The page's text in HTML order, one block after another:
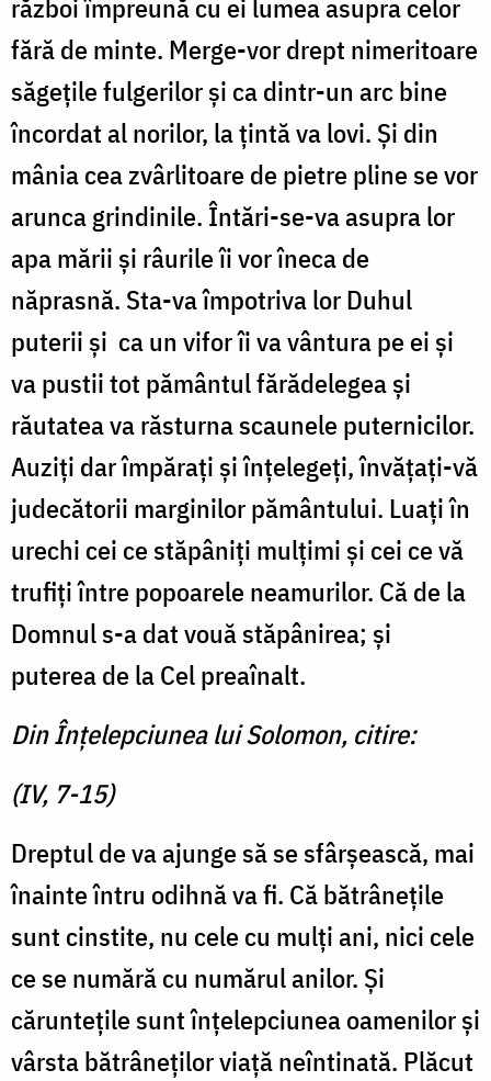
război împreună cu ei lumea asupra celor
fără de minte. Merge-vor drept nimeritoare
săgeţile fulgerilor şi ca dintr-un arc bine
încordat al norilor, la ţintă va lovi. Şi din
mânia cea zvârlitoare de pietre pline se vor
arunca grindinile. Întări-se-va asupra lor
apa mării şi râurile îi vor îneca de
năprasnă. Sta-va împotriva lor Duhul
puterii şi ca un vifor îi va vântura pe ei şi
va pustii tot pământul fărădelegea şi
răutatea va răsturna scaunele puternicilor.
Auziţi dar împăraţi şi înţelegeţi, învăţaţi-vă
judecătorii marginilor pământului. Luaţi în
urechi cei ce stăpâniţi mulţimi şi cei ce vă
trufiţi între popoarele neamurilor. Că de la
Domnul s-a dat vouă stăpânirea; şi
puterea de la Cel preaînalt.
Din Înţelepciunea lui Solomon, citire:
(IV, 7-15)
Dreptul de va ajunge să se sfârşească, mai
înainte întru odihnă va fi. Că bătrâneţile
sunt cinstite, nu cele cu mulţi ani, nici cele
ce se numără cu numărul anilor. Şi
cărunteţile sunt înţelepciunea oamenilor şi
vârsta bătrâneţilor viaţă neîntinată. Plăcut